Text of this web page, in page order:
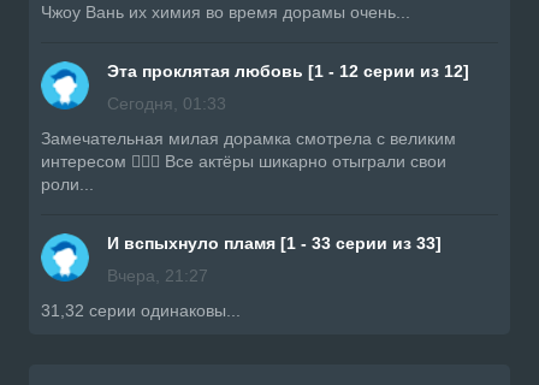
Чжоу Вань их химия во время дорамы очень...
Эта проклятая любовь [1 - 12 серии из 12]
Сегодня, 01:33
Замечательная милая дорамка смотрела с великим
интересом 👍🏼🔥 Все актёры шикарно отыграли свои
роли...
И вспыхнуло пламя [1 - 33 серии из 33]
Вчера, 21:27
31,32 серии одинаковы...